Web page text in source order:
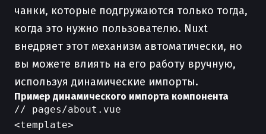
чанки, которые подгружаются только тогда,
когда это нужно пользователю. Nuxt
внедряет этот механизм автоматически, но
вы можете влиять на его работу вручную,
используя динамические импорты.
Пример динамического импорта компонента
// pages/about.vue
<template>